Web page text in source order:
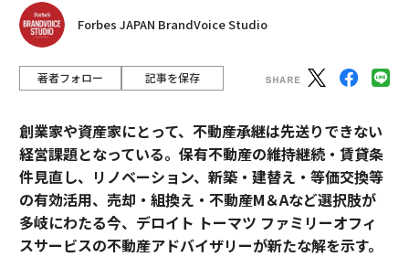
Forbes JAPAN BrandVoice Studio
著者フォロー 記事を保存
創業家や資産家にとって、不動産承継は先送りできない
経営課題となっている。保有不動産の維持継続・賃貸条
件見直し、リノベーション、新築・建替え・等価交換等
の有効活用、売却・組換え・不動産М＆Aなど選択肢が
多岐にわたる今、デロイト トーマツ ファミリーオフィ
スサービスの不動産アドバイザリーが新たな解を示す。